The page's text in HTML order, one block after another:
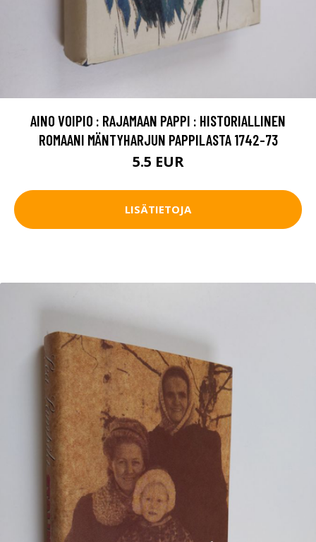
AINO VOIPIO : RAJAMAAN PAPPI : HISTORIALLINEN
ROMAANI MÄNTYHARJUN PAPPILASTA 1742-73
5.5 EUR
LISÄTIETOJA